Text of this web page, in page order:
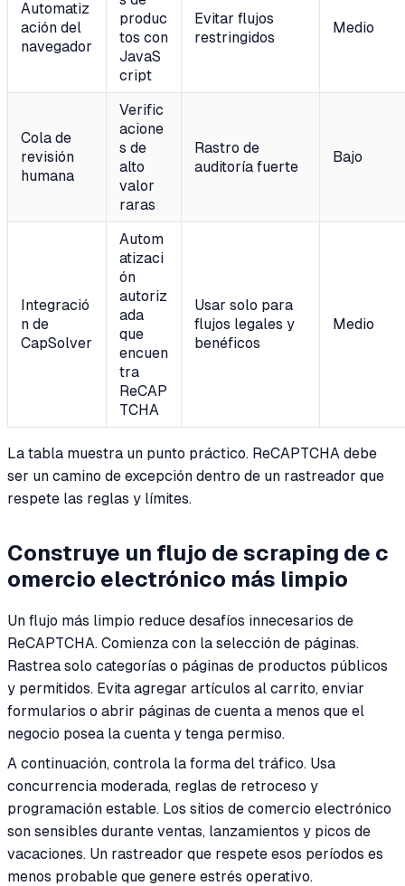
Automatiz
ación del
navegador
produc
tos con
JavaS
cript
Evitar flujos
restringidos
Medio
Cola de
revisión
humana
Verific
acione
s de
alto
valor
raras
Rastro de
auditoría fuerte
Bajo
Integració
n de
CapSolver
Autom
atizaci
ón
autoriz
ada
que
encuen
tra
ReCAP
TCHA
Usar solo para
flujos legales y
benéficos
Medio
La tabla muestra un punto práctico. ReCAPTCHA debe
ser un camino de excepción dentro de un rastreador que
respete las reglas y límites.
Construye un flujo de scraping de c
omercio electrónico más limpio
Un flujo más limpio reduce desafíos innecesarios de
ReCAPTCHA. Comienza con la selección de páginas.
Rastrea solo categorías o páginas de productos públicos
y permitidos. Evita agregar artículos al carrito, enviar
formularios o abrir páginas de cuenta a menos que el
negocio posea la cuenta y tenga permiso.
A continuación, controla la forma del tráfico. Usa
concurrencia moderada, reglas de retroceso y
programación estable. Los sitios de comercio electrónico
son sensibles durante ventas, lanzamientos y picos de
vacaciones. Un rastreador que respete esos períodos es
menos probable que genere estrés operativo.